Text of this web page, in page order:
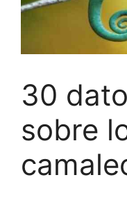
30
sobre